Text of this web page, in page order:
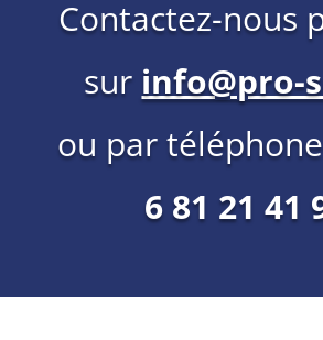
Contactez-nous
sur info@pro-
ou par
6 81 21 41